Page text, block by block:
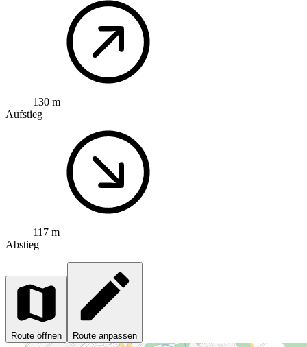
130 m
Aufstieg
117 m
Abstieg
Route öffnen Route anpassen